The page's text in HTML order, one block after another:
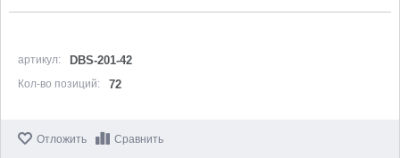
N000-029-915
Кол-во в корзину
Цена (Р)
артикул: DBS-201-42
Кол-во позиций: 72
Отложить Сравнить